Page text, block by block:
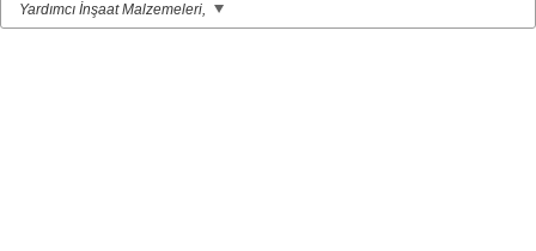
Yardımcı İnşaat Malzemeleri,